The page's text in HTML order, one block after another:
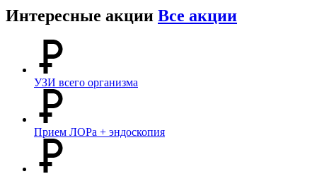
Интересные акции Все акции
УЗИ всего организма
Прием ЛОРа + эндоскопия